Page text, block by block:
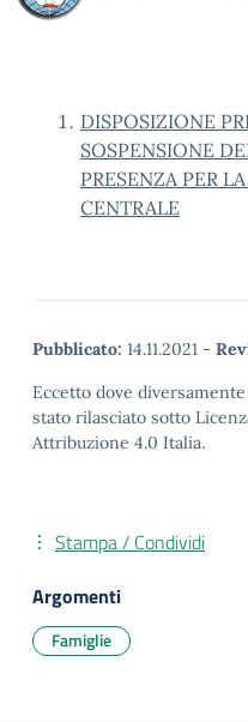
DISPOSIZIONE
SOSPENSIONE
PRESENZA PER
CENTRALE
Pubblicato: 14.11.2021 -
Eccetto dove
stato rilasciato sotto
Attribuzione 4.0 Italia.
Stampa / Condividi
Argomenti
Famiglie